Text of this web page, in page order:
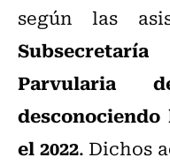
según las
Parvularia
el 2022. Dichos